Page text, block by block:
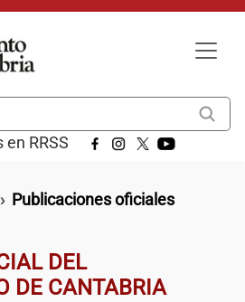
en RRSS
Publicaciones oficiales
DEL
DE CANTABRIA